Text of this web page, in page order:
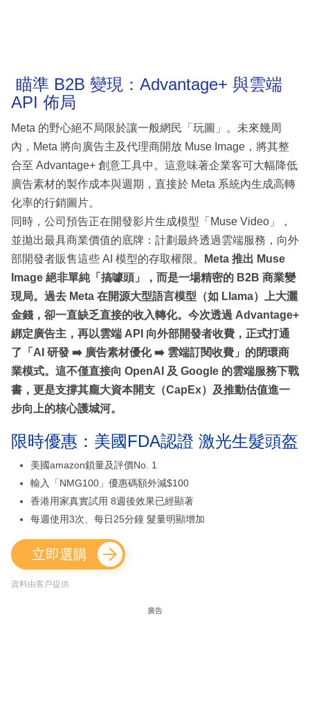
瞄準 B2B 變現：Advantage+ 與雲端
API 佈局
Meta 的野心絕不局限於讓一般網民「玩圖」。未來幾周
內，Meta 將向廣告主及代理商開放 Muse Image，將其整
合至 Advantage+ 創意工具中。這意味著企業客可大幅降低
廣告素材的製作成本與週期，直接於 Meta 系統內生成高轉
化率的行銷圖片。
同時，公司預告正在開發影片生成模型「Muse Video」，
並拋出最具商業價值的底牌：計劃最終透過雲端服務，向外
部開發者販售這些 AI 模型的存取權限。
Meta 推出 Muse
Image 絕非單純「搞噱頭」，而是一場精密的 B2B 商業變
現局。過去 Meta 在開源大型語言模型（如 Llama）上大灑
金錢，卻一直缺乏直接的收入轉化。今次透過 Advantage+
綁定廣告主，再以雲端 API 向外部開發者收費，正式打通
了「AI 研發 ➡️ 廣告素材優化 ➡️ 雲端訂閱收費」的閉環商
業模式。這不僅直接向 OpenAI 及 Google 的雲端服務下戰
書，更是支撐其龐大資本開支（CapEx）及推動估值進一
步向上的核心護城河。
限時優惠：美國FDA認證 激光生髮頭盔
美國amazon鎖量及評價No. 1
輸入「NMG100」優惠碼額外減$100
香港用家真實試用 8週後效果已經顯著
每週使用3次、每日25分鐘 髮量明顯增加
立即選購
資料由客戶提供
廣告